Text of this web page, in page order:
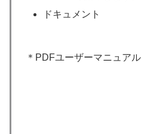
ドキュメント
＊PDFユーザーマニュア